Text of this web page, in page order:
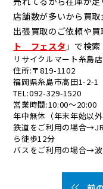
店舗数が多いから買
出張買取のご依頼や
ト フェスタ 」で検索
リサイクルマート糸島店
住所:〒819-1102
福岡県糸島市高田1-2-1
TEL:092-329-1520
営業時間:10:00～20:00
年中無休（年末年始以外
鉄道をご利用の場合
ら徒歩12分
バスをご利用の場合→